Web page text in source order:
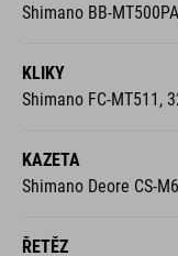
Shimano BB-
KLIKY
Shimano FC-MT511,
KAZETA
Shimano Deore CS-
ŘETĚZ